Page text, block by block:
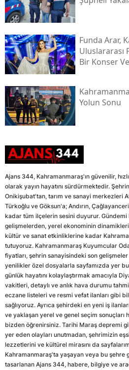
Funda Arar,
Uluslararası
Bir Konser
Yolun Sonu
Ajans 344, Kahramanmaraş'ın güvenilir,
olarak yayın hayatını sürdürmektedir.
Onikişubat'tan, tarım ve sanayi merkezleri
Türkoğlu ve Göksun'a; Andırın,
kadar tüm ilçelerin sesini duyurur.
gelişmelerden, yerel ekonominin
kültür ve sanat etkinliklerine kadar
tutuyoruz. Kahramanmaraş Kuyumcular
fiyatları, şehrin sanayisindeki son
yenilikler özel dosyalarla sayfamızda yer
günlük hayatını kolaylaştırmak amacıyla
vakitleri, detaylı ve anlık hava durumu
eczane listeleri ve resmi vefat ilanları gibi
sağlıyoruz. Ayrıca şehirdeki en yeni iş
ve yaklaşan yerel ve genel seçim sonuçları
bizden öğrenirsiniz. Tarihi Maraş depremi
yer eden olayları unutmadan, şehrimizin
lezzetlerini ve kültürel mirasını da
Kahramanmaraş'ta yaşayan veya bu şehre
tasarlanan Ajans 344, habere, bilgiye ve